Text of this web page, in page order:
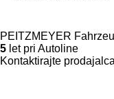
PEITZMEYER
5 let pri Autoline
Kontaktirajte prodajalca